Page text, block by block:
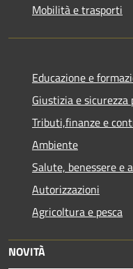
Mobilità e trasporti
Educazione e
Giustizia e sicurezza
Tributi,finanze e
Ambiente
Salute, benessere e
Autorizzazioni
Agricoltura e pesca
NOVITÀ